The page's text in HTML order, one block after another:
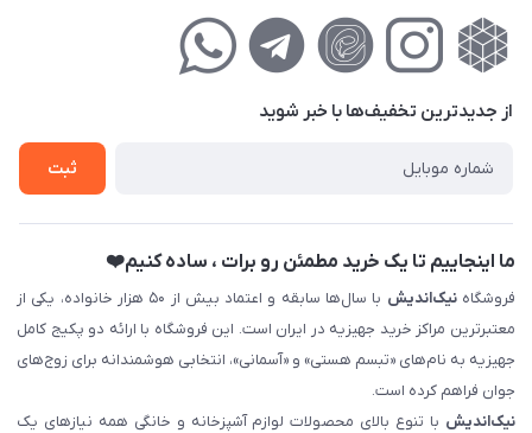
کوچه گلریز 4 غربی ، پلاک 13
لیست محصولات
راهنمای‌خرید‌آنلاین
حریم خصوصی
فروش‌اقساطی
از جدید‌ترین تخفیف‌ها با‌ خبر شوید
ثبت
ما اینجاییم تا یک خرید مطمئن رو برات ، ساده کنیم❤️
فروشگاهنیک‌اندیش
با سال‌ها سابقه و اعتماد بیش از ۵۰ هزار خانواده، یکی از
معتبرترین مراکز خرید جهیزیه در ایران است. این فروشگاه با ارائه دو پکیج کامل
جهیزیه به نام‌های «تبسم هستی» و «آسمانی»، انتخابی هوشمندانه برای زوج‌های
جوان فراهم کرده است.
نیک‌اندیش با تنوع بالای محصولات لوازم آشپزخانه و خانگی همه نیازهای یک